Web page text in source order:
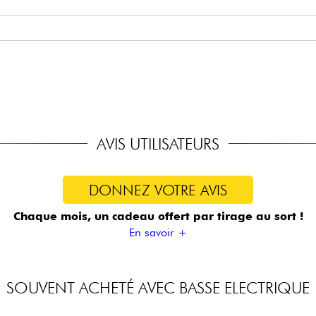
active/passive (18v via 2x piles 9v)
Treble, Middle, Middle Frequency (Dual Pot), Bass, Mini
style)
AVIS UTILISATEURS
DONNEZ VOTRE AVIS
Chaque mois, un cadeau offert par tirage au sort !
En savoir +
SOUVENT ACHETÉ AVEC BASSE ELECTRIQUE